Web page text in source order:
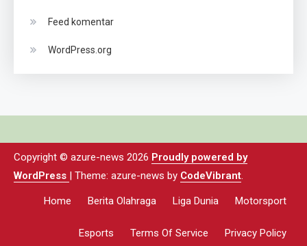
Feed komentar
WordPress.org
Copyright © azure-news 2026 Proudly powered by
WordPress | Theme: azure-news by CodeVibrant
Home Berita Olahraga Liga Dunia Motorsport
Esports Terms Of Service Privacy Policy